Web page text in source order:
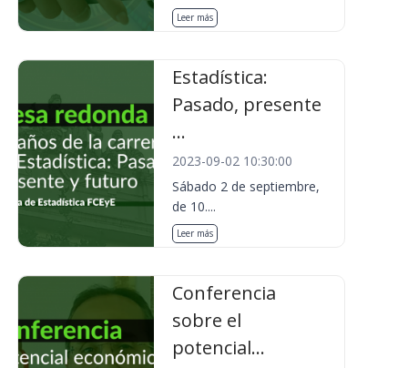
Leer más
Estadística:
Pasado, presente
...
2023-09-02 10:30:00
Sábado 2 de septiembre,
de 10....
Leer más
Conferencia
sobre el
potencial...